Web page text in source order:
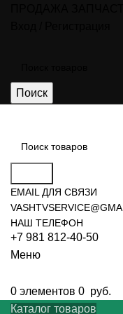
Поиск
EMAIL ДЛЯ СВЯЗИ
НАШ ТЕЛЕФОН
+7 981 812-40-50
Меню
0 элементов 0 руб.
Каталог товаров